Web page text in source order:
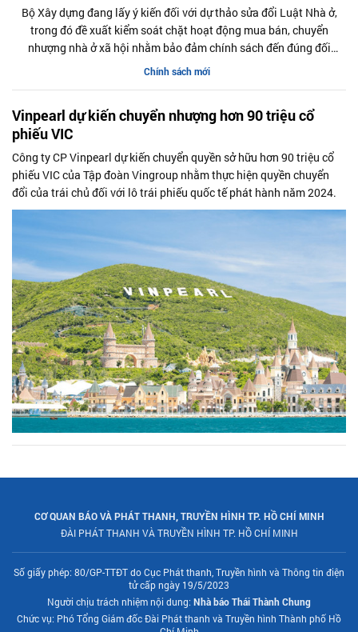
Bộ Xây dựng đang lấy ý kiến đối với dự thảo sửa đổi Luật Nhà ở,
trong đó đề xuất kiểm soát chặt hoạt động mua bán, chuyển
nhượng nhà ở xã hội nhằm bảo đảm chính sách đến đúng đối
tượng thụ hưởng.
Chính sách mới
Vinpearl dự kiến chuyển nhượng hơn 90 triệu cổ
phiếu VIC
Công ty CP Vinpearl dự kiến chuyển quyền sở hữu hơn 90 triệu cổ
phiếu VIC của Tập đoàn Vingroup nhằm thực hiện quyền chuyển
đổi của trái chủ đối với lô trái phiếu quốc tế phát hành năm 2024.
CƠ QUAN BÁO VÀ PHÁT THANH, TRUYỀN HÌNH TP. HỒ CHÍ MINH
ĐÀI PHÁT THANH VÀ TRUYỀN HÌNH TP. HỒ CHÍ MINH
Số giấy phép: 80/GP-TTĐT do Cục Phát thanh, Truyền hình và Thông tin điện
tử cấp ngày 19/5/2023
Người chịu trách nhiệm nội dung: Nhà báo Thái Thành Chung
Chức vụ: Phó Tổng Giám đốc Đài Phát thanh và Truyền hình Thành phố Hồ